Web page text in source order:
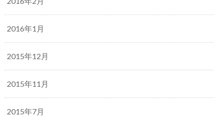
2016年1月
2015年12月
2015年11月
2015年7月